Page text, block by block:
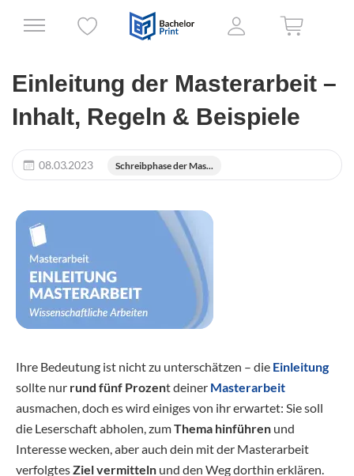
Einleitung der Masterarbeit –
Inhalt, Regeln & Beispiele
08.03.2023 Schreibphase der Mas...
Ihre Bedeutung ist nicht zu unterschätzen – die Einleitung
sollte nur rund fünf Prozent deiner Masterarbeit
ausmachen, doch es wird einiges von ihr erwartet: Sie soll
die Leserschaft abholen, zumThema hinführen und
Interesse wecken, aber auch dein mit der Masterarbeit
verfolgtesZiel vermitteln und den Weg dorthin erklären.